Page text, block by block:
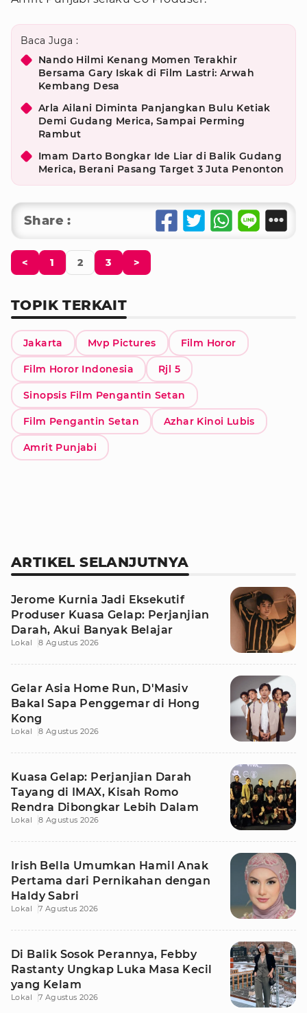
Baca Juga :
Nando Hilmi Kenang Momen Terakhir
Bersama Gary Iskak di Film Lastri: Arwah
Kembang Desa
Arla Ailani Diminta Panjangkan Bulu Ketiak
Demi Gudang Merica, Sampai Perming
Rambut
Imam Darto Bongkar Ide Liar di Balik Gudang
Merica, Berani Pasang Target 3 Juta Penonton
Share :
< 1 2 3 >
TOPIK TERKAIT
Jakarta Mvp Pictures Film Horor
Film Horor Indonesia Rjl 5
Sinopsis Film Pengantin Setan
Film Pengantin Setan Azhar Kinoi Lubis
Amrit Punjabi
ARTIKEL SELANJUTNYA
Jerome Kurnia Jadi Eksekutif
Produser Kuasa Gelap: Perjanjian
Darah, Akui Banyak Belajar
Lokal 8 Agustus 2026
Gelar Asia Home Run, D'Masiv
Bakal Sapa Penggemar di Hong
Kong
Lokal 8 Agustus 2026
Kuasa Gelap: Perjanjian Darah
Tayang di IMAX, Kisah Romo
Rendra Dibongkar Lebih Dalam
Lokal 8 Agustus 2026
Irish Bella Umumkan Hamil Anak
Pertama dari Pernikahan dengan
Haldy Sabri
Lokal 7 Agustus 2026
Di Balik Sosok Perannya, Febby
Rastanty Ungkap Luka Masa Kecil
yang Kelam
Lokal 7 Agustus 2026